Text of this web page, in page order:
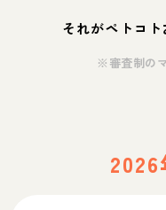
それがペトコト
※審査制の